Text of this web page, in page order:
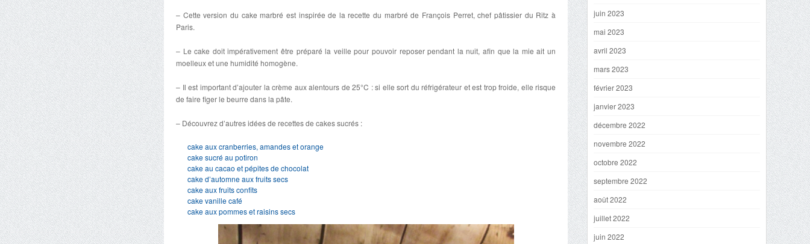
– Cette version du cake marbré est inspirée de la recette du marbré de François Perret, chef pâtissier du Ritz à
Paris.
– Le cake doit impérativement être préparé la veille pour pouvoir reposer pendant la nuit, afin que la mie ait un
moelleux et une humidité homogène.
– Il est important d’ajouter la crème aux alentours de 25°C : si elle sort du réfrigérateur et est trop froide, elle risque
de faire figer le beurre dans la pâte.
– Découvrez d’autres idées de recettes de cakes sucrés :
cake aux cranberries, amandes et orange
cake sucré au potiron
cake au cacao et pépites de chocolat
cake d’automne aux fruits secs
cake aux fruits confits
cake vanille café
cake aux pommes et raisins secs
juin 2023
mai 2023
avril 2023
mars 2023
février 2023
janvier 2023
décembre 2022
novembre 2022
octobre 2022
septembre 2022
août 2022
juillet 2022
juin 2022